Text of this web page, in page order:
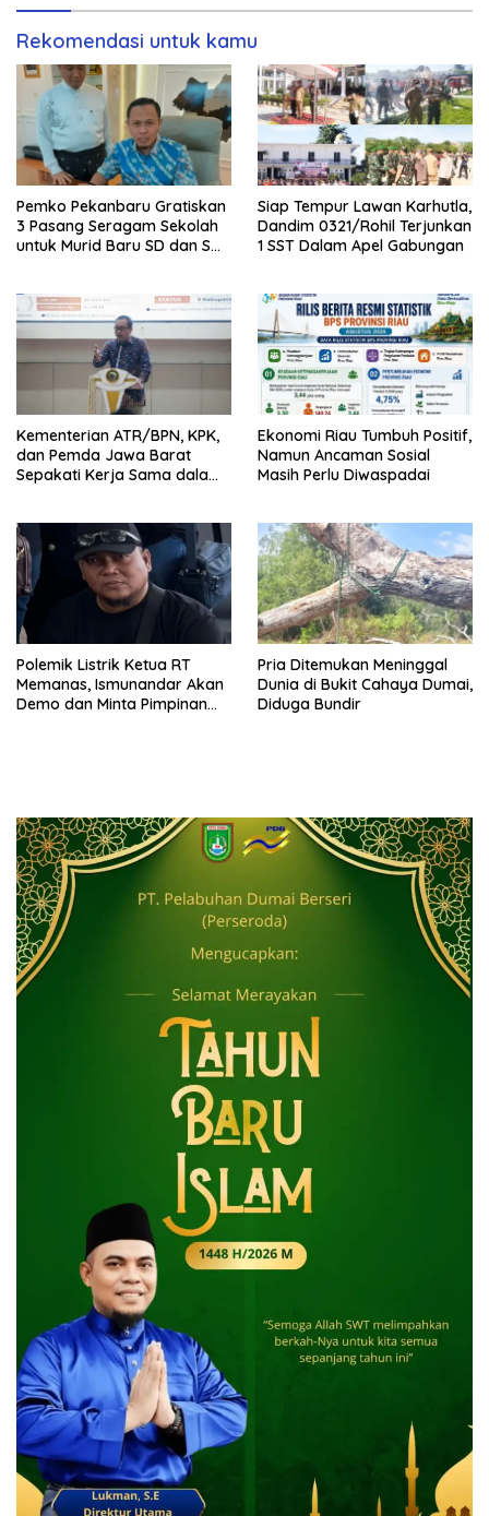
Rekomendasi untuk kamu
Pemko Pekanbaru Gratiskan
3 Pasang Seragam Sekolah
untuk Murid Baru SD dan SMP
Siap Tempur Lawan Karhutla,
Dandim 0321/Rohil Terjunkan
1 SST Dalam Apel Gabungan
Kementerian ATR/BPN, KPK,
dan Pemda Jawa Barat
Sepakati Kerja Sama dalam
Ekonomi Riau Tumbuh Positif,
Namun Ancaman Sosial
Masih Perlu Diwaspadai
Polemik Listrik Ketua RT
Memanas, Ismunandar Akan
Demo dan Minta Pimpinan
Pria Ditemukan Meninggal
Dunia di Bukit Cahaya Dumai,
Diduga Bundir